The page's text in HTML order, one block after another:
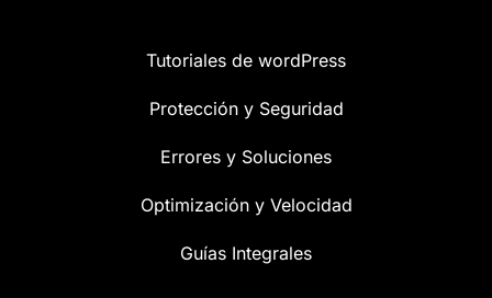
Tutoriales de wordPress
Protección y Seguridad
Errores y Soluciones
Optimización y Velocidad
Guías Integrales